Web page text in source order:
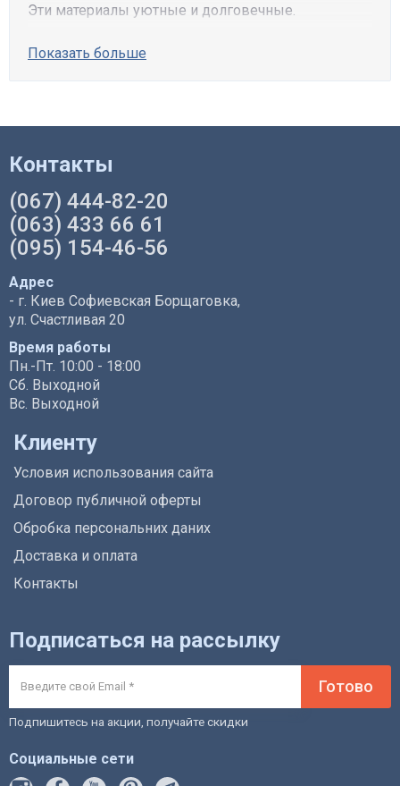
Эти материалы уютные и долговечные.
Показать больше
Контакты
(067) 444-82-20
(063) 433 66 61
(095) 154-46-56
Адрес
- г. Киев Софиевская Борщаговка,
ул. Счастливая 20
Время работы
Пн.-Пт. 10:00 - 18:00
Сб. Выходной
Вс. Выходной
Клиенту
Условия использования сайта
Договор публичной оферты
Обробка персональних даних
Доставка и оплата
Контакты
Подписаться на рассылку
Готово
Подпишитесь на акции, получайте скидки
Социальные сети